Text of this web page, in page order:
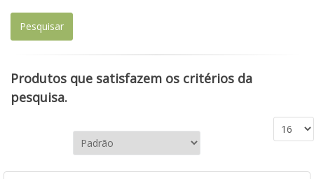
Produtos que satisfazem os critérios da
pesquisa.